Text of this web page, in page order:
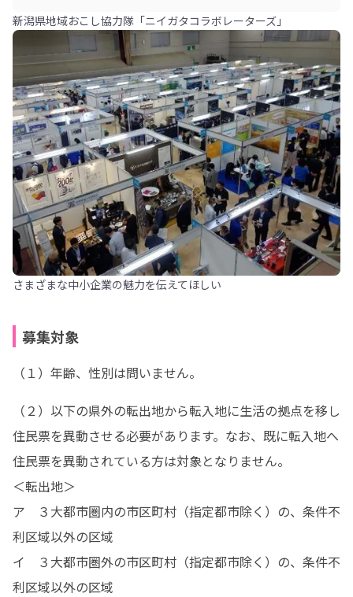
新潟県地域おこし協力隊「ニイガタコラボレーターズ」
さまざまな中小企業の魅力を伝えてほしい
募集対象
（１）年齢、性別は問いません。
（２）以下の県外の転出地から転入地に生活の拠点を移し
住民票を異動させる必要があります。なお、既に転入地へ
住民票を異動されている方は対象となりません。
＜転出地＞
ア　３大都市圏内の市区町村（指定都市除く）の、条件不
利区域以外の区域
イ　３大都市圏外の市区町村（指定都市除く）の、条件不
利区域以外の区域